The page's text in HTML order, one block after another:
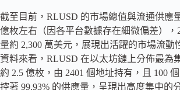
截至目前，RLUSD 的市場總值與流通供應
億枚左右（因各平台數據存在細微偏差），
量約 2,300 萬美元，展現出活躍的市場流動
資料來看，RLUSD 在以太坊鏈上分佈最為
約 2.5 億枚，由 2401 個地址持有，且 100
控著 99.93% 的供應量，呈現出高度集中的